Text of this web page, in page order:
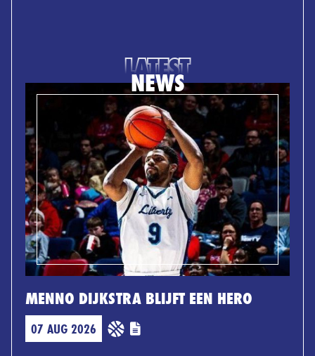
LATEST
NEWS
MENNO DIJKSTRA BLIJFT EEN HERO
07 AUG 2026